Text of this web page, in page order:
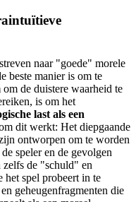
naar "goede" morele
beste manier is om te
de duistere waarheid te
is om het
last als een
dit werkt: Het diepgaande
ontworpen om te worden
speler en de gevolgen
zelfs de "schuld" en
het spel probeert in te
geheugenfragmenten die